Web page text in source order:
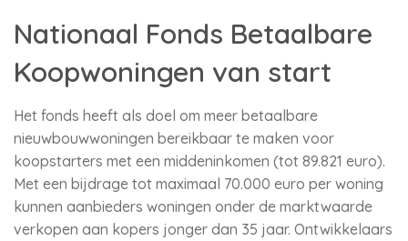
Nationaal Fonds Betaalbare
Koopwoningen van start
Het fonds heeft als doel om meer betaalbare
nieuwbouwwoningen bereikbaar te maken voor
koopstarters met een middeninkomen (tot 89.821 euro).
Met een bijdrage tot maximaal 70.000 euro per woning
kunnen aanbieders woningen onder de marktwaarde
verkopen aan kopers jonger dan 35 jaar. Ontwikkelaars